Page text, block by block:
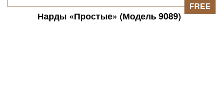
Нарды «Простые» (Модель 9089)
FREE